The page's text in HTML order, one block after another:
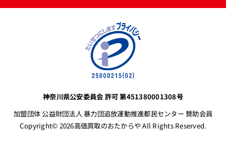
神奈川県公安委員会 許可 第451380001308号
加盟団体 公益財団法人 暴力団追放運動推進都民センター 賛助会員
Copyright© 2026高価買取のおたからや All Rights Reserved.